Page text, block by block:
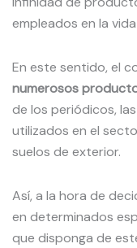
empleados en la
En este sentido, el
numerosos
de los periódicos,
utilizados en el
suelos de exterior.
Así, a la hora de
en determinados
que disponga de